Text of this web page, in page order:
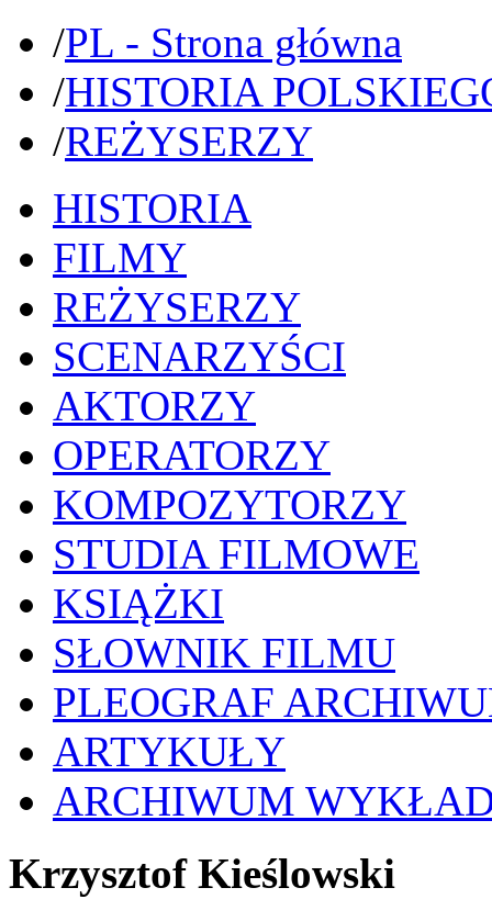
/PL - Strona główna
/HISTORIA
/REŻYSERZY
HISTORIA
FILMY
REŻYSERZY
SCENARZYŚCI
AKTORZY
OPERATORZY
KOMPOZYTORZY
STUDIA FILMOWE
KSIĄŻKI
SŁOWNIK FILMU
PLEOGRAF
ARTYKUŁY
ARCHIWUM
Krzysztof Kieślowski